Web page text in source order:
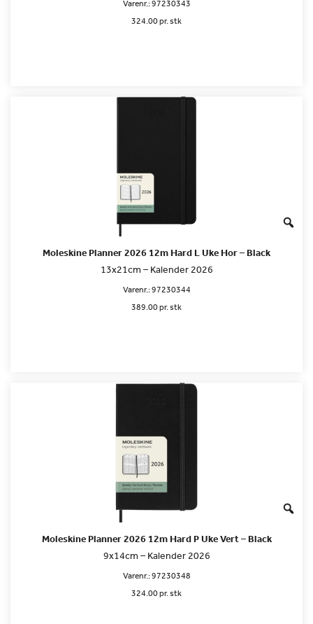
Varenr.:97230343
324.00 pr. stk
Moleskine Planner 2026 12m Hard L Uke Hor – Black
13x21cm – Kalender 2026
Varenr.:97230344
389.00 pr. stk
Moleskine Planner 2026 12m Hard P Uke Vert – Black
9x14cm – Kalender 2026
Varenr.:97230348
324.00 pr. stk